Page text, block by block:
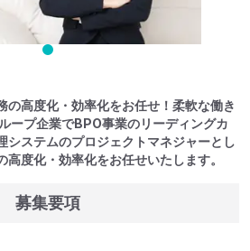
の高度化・効率化をお任せ！柔軟な働き
ープ企業でBPO事業のリーディングカ
システムのプロジェクトマネジャーとし
度化・効率化をお任せいたします。
募集要項